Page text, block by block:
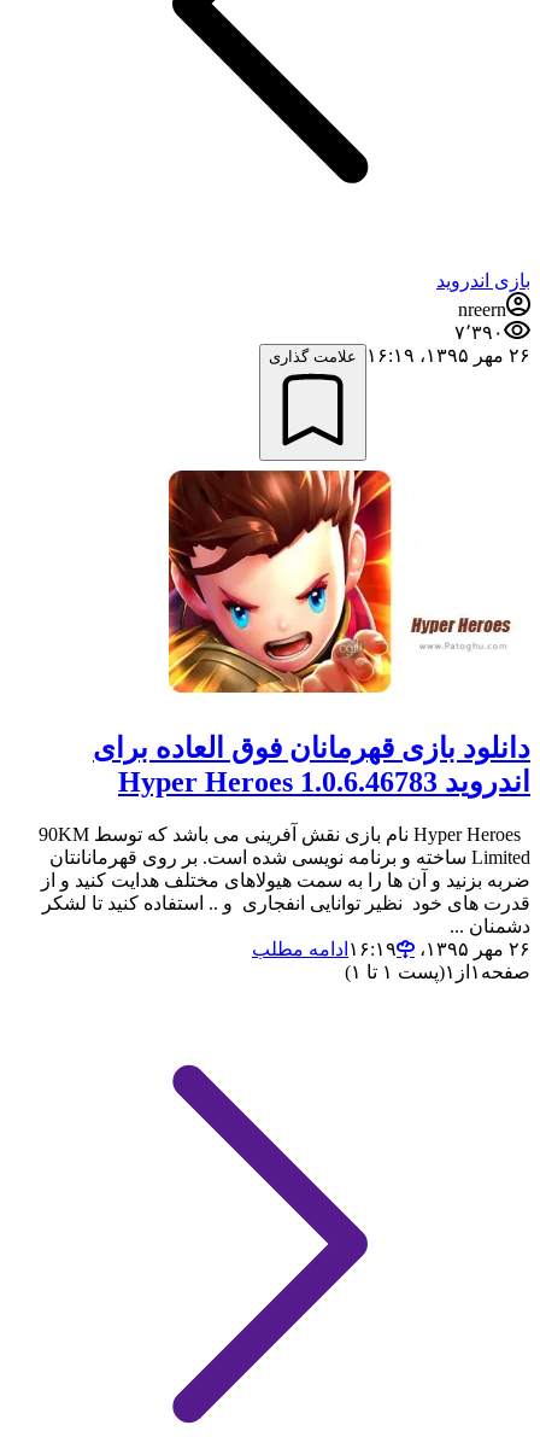
بازی اندروید
nreern
۷٬۳۹۰
۲۶ مهر ۱۳۹۵،‏ ۱۶:۱۹
علامت گذاری
دانلود بازی قهرمانان فوق العاده برای
اندروید 1.0.6.46783 Hyper Heroes
Hyper Heroes نام بازی نقش آفرینی می باشد که توسط 90KM
Limited ساخته و برنامه نویسی شده است. بر روی قهرمانانتان
ضربه بزنید و آن ها را به سمت هیولاهای مختلف هدایت کنید و از
قدرت های خود نظیر توانایی انفجاری و .. استفاده کنید تا لشکر
دشمنان ...
۲۶ مهر ۱۳۹۵،‏ ۱۶:۱۹
ادامه مطلب
صفحه ۱ از ۱(پست ۱ تا ۱)